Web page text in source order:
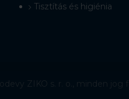
Tisztítás és higiénia